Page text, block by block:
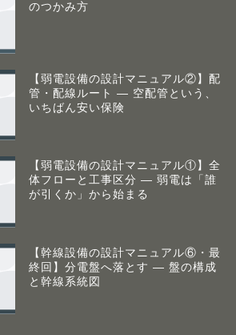
のつかみ方
【弱電設備の設計マニュアル②】配
管・配線ルート ― 空配管という、
いちばん安い保険
【弱電設備の設計マニュアル①】全
体フローと工事区分 ― 弱電は「誰
が引くか」から始まる
【幹線設備の設計マニュアル⑥・最
終回】分電盤へ落とす ― 盤の構成
と幹線系統図